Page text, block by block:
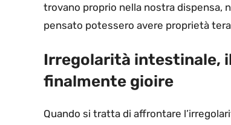
trovano proprio nella nostra dispensa,
pensato potessero avere proprietà
Irregolarità intestinale,
finalmente gioire
Quando si tratta di affrontare